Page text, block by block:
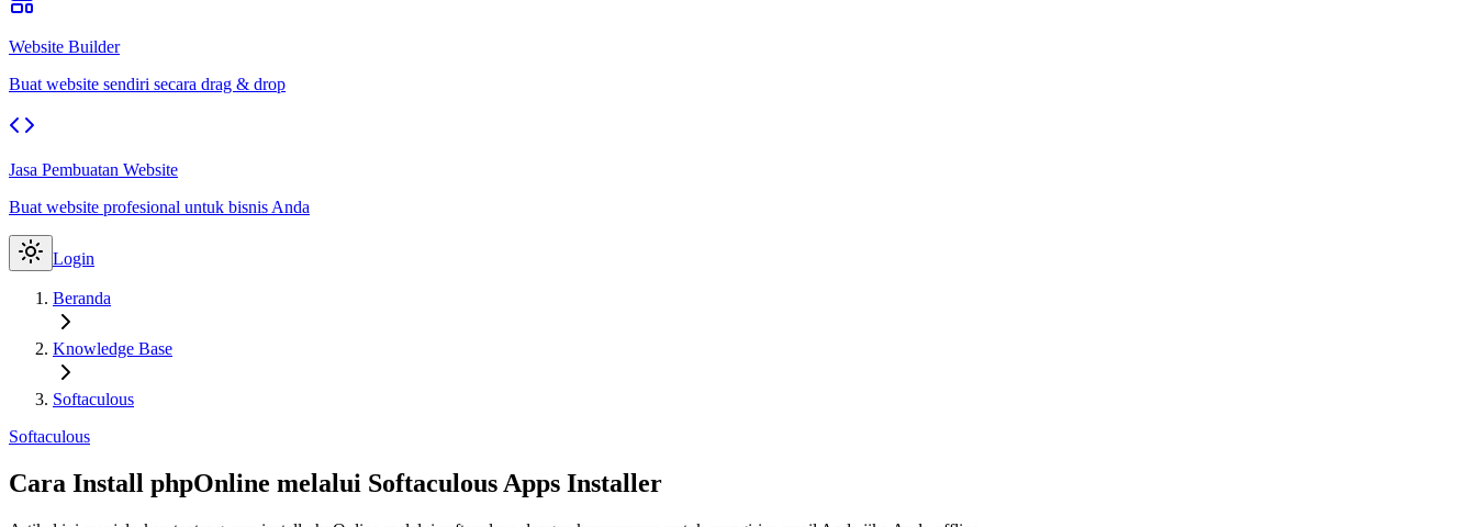
Website Builder
Buat website sendiri secara drag & drop
Jasa Pembuatan Website
Buat website profesional untuk bisnis Anda
Login
Beranda
Knowledge Base
Softaculous
Softaculous
Cara Install phpOnline melalui Softaculous Apps Installer